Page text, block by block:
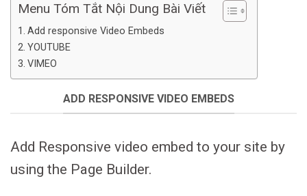
Menu Tóm Tắt Nội Dung Bài Viết
Add responsive Video Embeds
YOUTUBE
VIMEO
ADD RESPONSIVE VIDEO EMBEDS
Add Responsive video embed to your site by
using the Page Builder.